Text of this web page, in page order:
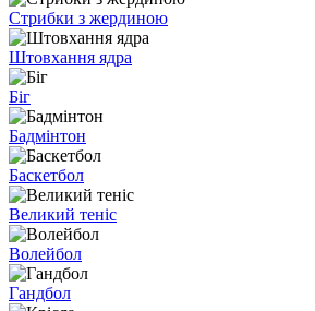
Стрибки з жердиною
Штовхання ядра
Біг
Бадмінтон
Баскетбол
Великий теніс
Волейбол
Гандбол